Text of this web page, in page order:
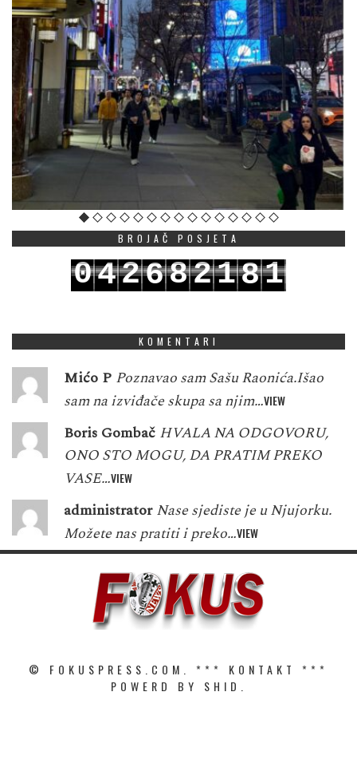
BROJAČ POSJETA
042682181
KOMENTARI
Mićo P Poznavao sam Sašu Raonića.Išao
sam na izviđače skupa sa njim…VIEW
Boris Gombač HVALA NA ODGOVORU,
ONO STO MOGU, DA PRATIM PREKO
VASE…VIEW
administrator Nase sjediste je u Njujorku.
Možete nas pratiti i preko…VIEW
© FOKUSPRESS.COM. *** KONTAKT
***
POWERD BY SHID.